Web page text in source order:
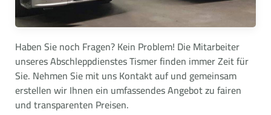
Haben Sie noch Fragen? Kein Problem! Die Mitarbeiter
unseres Abschleppdienstes Tismer finden immer Zeit für
Sie. Nehmen Sie mit uns Kontakt auf und gemeinsam
erstellen wir Ihnen ein umfassendes Angebot zu fairen
und transparenten Preisen.